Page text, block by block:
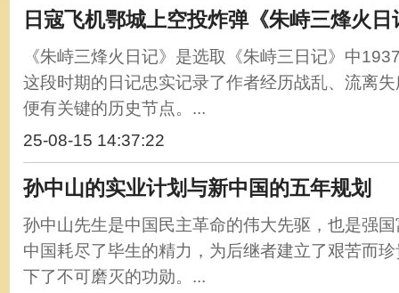
日寇飞机鄂城上空投炸弹《朱峙三烽火
《朱峙三烽火日记》是选取《朱峙三日记》中
这段时期的日记忠实记录了作者经历战乱、流离
便有关键的历史节点。...
25-08-15 14:37:22
孙中山的实业计划与新中国的五年规划
孙中山先生是中国民主革命的伟大先驱，也是强
中国耗尽了毕生的精力，为后继者建立了艰苦而
下了不可磨灭的功勋。...